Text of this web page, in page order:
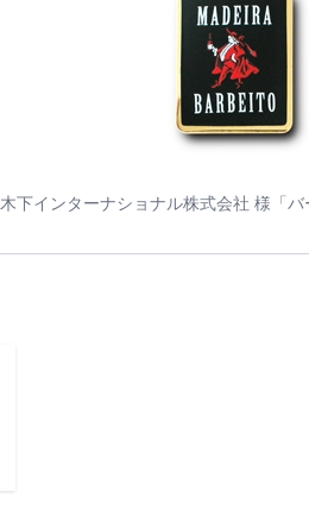
木下インターナショナル株式会社 様「バ